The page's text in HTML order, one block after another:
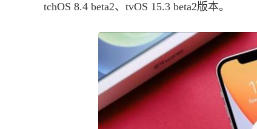
tchOS 8.4 beta2、tvOS 15.3 beta2版本。